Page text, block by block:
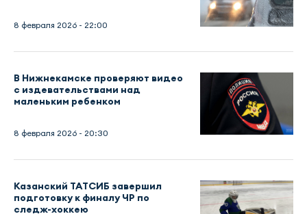
8 февраля 2026 - 22:00
В Нижнекамске проверяют видео
с издевательствами над
маленьким ребенком
8 февраля 2026 - 20:30
Казанский ТАТСИБ завершил
подготовку к финалу ЧР по
следж-хоккею